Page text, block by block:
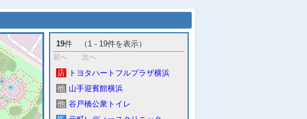
19件 （1 - 19件を表示）
前へ 次へ
店
トヨタハートフルプラザ横浜
他 山手迎賓館横浜
他 谷戸橋公衆トイレ